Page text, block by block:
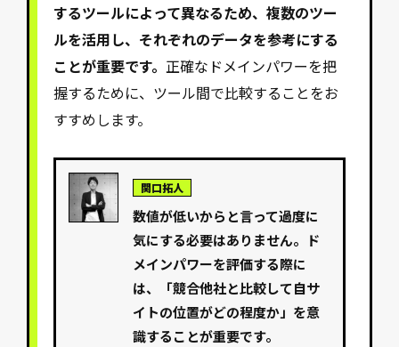
するツールによって異なるため、複数のツー
ルを活用し、それぞれのデータを参考にする
ことが重要です。 正確なドメインパワーを把
握するために、ツール間で比較することをお
すすめします。
関口拓人
数値が低いからと言って過度に
気にする必要はありません。ド
メインパワーを評価する際に
は、「競合他社と比較して自サ
イトの位置がどの程度か」を意
識することが重要です。